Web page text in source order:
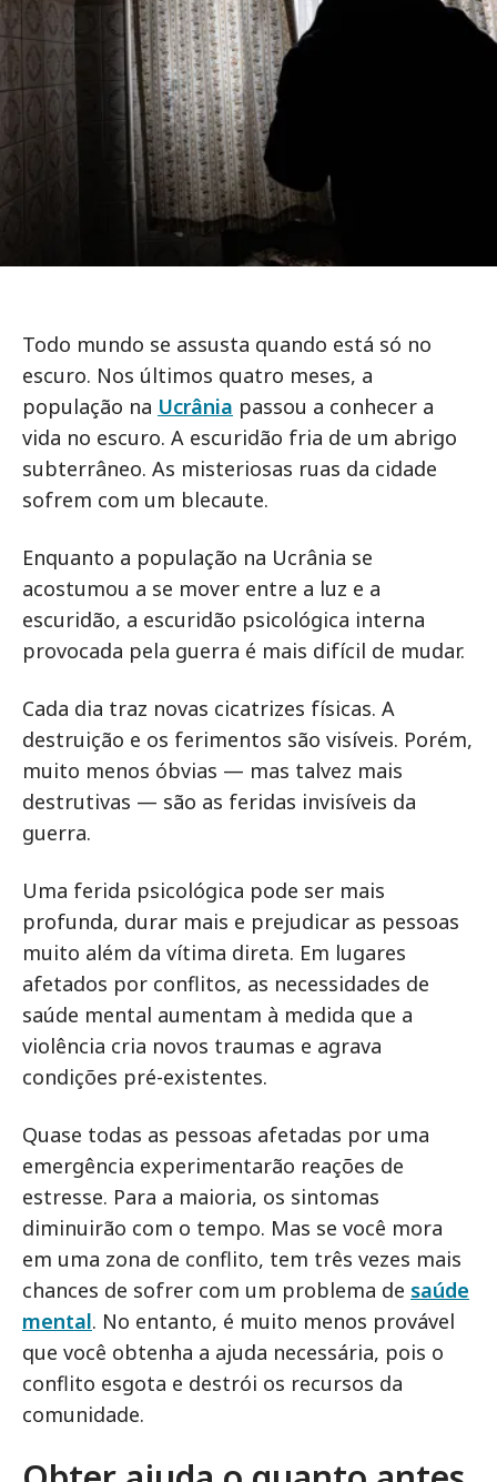
Todo mundo se assusta quando está só no
escuro. Nos últimos quatro meses, a
população na Ucrânia passou a conhecer a
vida no escuro. A escuridão fria de um abrigo
subterrâneo. As misteriosas ruas da cidade
sofrem com um blecaute.
Enquanto a população na Ucrânia se
acostumou a se mover entre a luz e a
escuridão, a escuridão psicológica interna
provocada pela guerra é mais difícil de mudar.
Cada dia traz novas cicatrizes físicas. A
destruição e os ferimentos são visíveis. Porém,
muito menos óbvias — mas talvez mais
destrutivas — são as feridas invisíveis da
guerra.
Uma ferida psicológica pode ser mais
profunda, durar mais e prejudicar as pessoas
muito além da vítima direta. Em lugares
afetados por conflitos, as necessidades de
saúde mental aumentam à medida que a
violência cria novos traumas e agrava
condições pré-existentes.
Quase todas as pessoas afetadas por uma
emergência experimentarão reações de
estresse. Para a maioria, os sintomas
diminuirão com o tempo. Mas se você mora
em uma zona de conflito, tem três vezes mais
chances de sofrer com um problema de saúde
mental. No entanto, é muito menos provável
que você obtenha a ajuda necessária, pois o
conflito esgota e destrói os recursos da
comunidade.